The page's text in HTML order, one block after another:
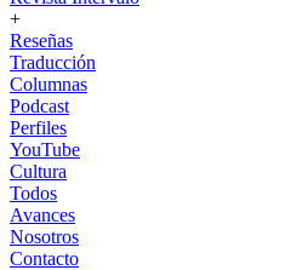
+
Reseñas
Traducción
Columnas
Podcast
Perfiles
YouTube
Cultura
Todos
Avances
Nosotros
Contacto